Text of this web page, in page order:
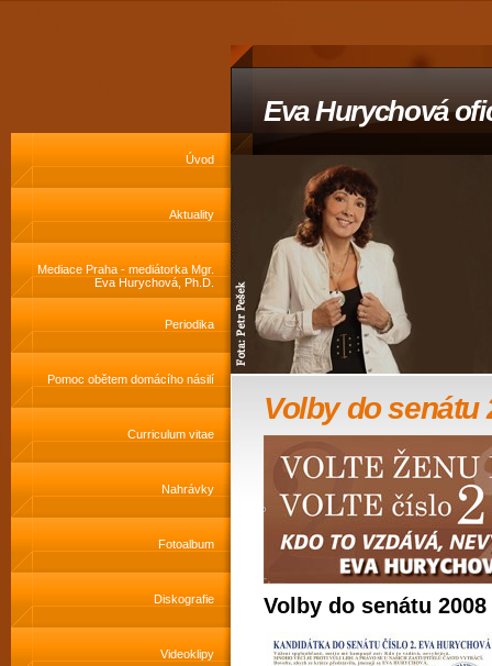
Eva Hurychová
Úvod
Aktuality
Mediace Praha - mediátorka Mgr.
Eva Hurychová, Ph.D.
Periodika
Pomoc obětem domácího násilí
Curriculum vitae
Nahrávky
Fotoalbum
Diskografie
Videoklipy
Volby do senátu
Volby do senátu 2008